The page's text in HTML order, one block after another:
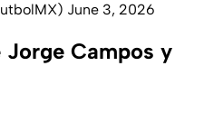
June 3, 2026
Campos y